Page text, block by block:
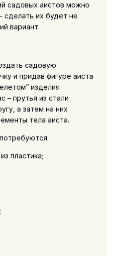
садовых аистов можно
сделать их будет не
вариант.
садовую
и придав фигуре аиста
изделия
– прутья из стали
а затем на них
тела аиста.
пластика;